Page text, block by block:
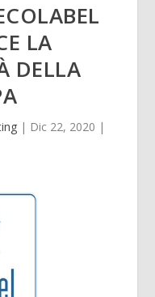
LA
DELLA
| Dic 22, 2020 |